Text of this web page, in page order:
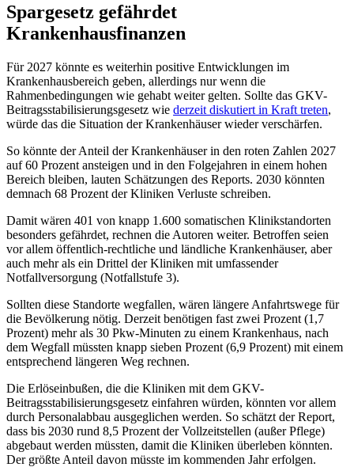
Spargesetz gefährdet
Krankenhausfinanzen
Für 2027 könnte es weiterhin positive Entwicklungen im
Krankenhausbereich geben, allerdings nur wenn die
Rahmenbedingungen wie gehabt weiter gelten. Sollte das GKV-
Beitragsstabilisierungsgesetz wie derzeit diskutiert in Kraft treten,
würde das die Situation der Krankenhäuser wieder verschärfen.
So könnte der Anteil der Krankenhäuser in den roten Zahlen 2027
auf 60 Prozent ansteigen und in den Folgejahren in einem hohen
Bereich bleiben, lauten Schätzungen des Reports. 2030 könnten
demnach 68 Prozent der Kliniken Verluste schreiben.
Damit wären 401 von knapp 1.600 somatischen Klinikstandorten
besonders gefährdet, rechnen die Autoren weiter. Betroffen seien
vor allem öffentlich-rechtliche und ländliche Krankenhäuser, aber
auch mehr als ein Drittel der Kliniken mit umfassender
Notfallversorgung (Notfallstufe 3).
Sollten diese Standorte wegfallen, wären längere Anfahrtswege für
die Bevölkerung nötig. Derzeit benötigen fast zwei Prozent (1,7
Prozent) mehr als 30 Pkw-Minuten zu einem Krankenhaus, nach
dem Wegfall müssten knapp sieben Prozent (6,9 Prozent) mit einem
entsprechend längeren Weg rechnen.
Die Erlöseinbußen, die die Kliniken mit dem GKV-
Beitragsstabilisierungsgesetz einfahren würden, könnten vor allem
durch Personalabbau ausgeglichen werden. So schätzt der Report,
dass bis 2030 rund 8,5 Prozent der Vollzeitstellen (außer Pflege)
abgebaut werden müssten, damit die Kliniken überleben könnten.
Der größte Anteil davon müsste im kommenden Jahr erfolgen.